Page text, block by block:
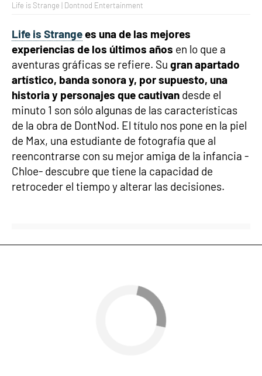
Life is Strange | Dontnod Entertainment
Life is Strangees una de las mejores
experiencias de los últimos años en lo que a
aventuras gráficas se refiere. Su gran apartado
artístico, banda sonora y, por supuesto, una
historia y personajes que cautivan desde el
minuto 1 son sólo algunas de las características
de la obra de DontNod. El título nos pone en la piel
de Max, una estudiante de fotografía que al
reencontrarse con su mejor amiga de la infancia -
Chloe- descubre que tiene la capacidad de
retroceder el tiempo y alterar las decisiones.